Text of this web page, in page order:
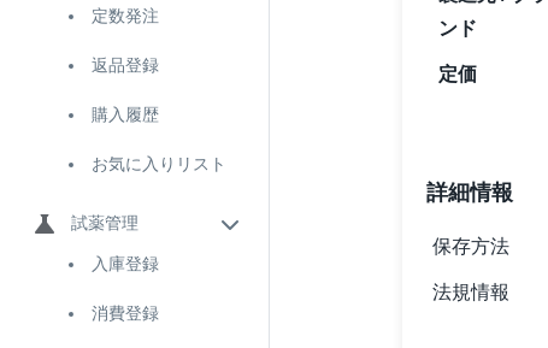
定数発注
返品登録
購入履歴
お気に入りリスト
試薬管理
入庫登録
消費登録
ンド
定価
詳細情報
保存方法
法規情報